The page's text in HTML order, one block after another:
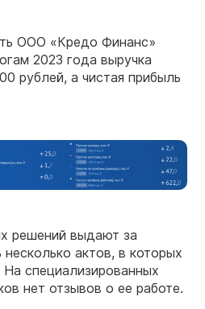
ООО «Кредо Финанс»
2023 года выручка
рублей, а чистая прибыль
решений выдают за
актов, в которых
специализированных
нет отзывов о ее работе.